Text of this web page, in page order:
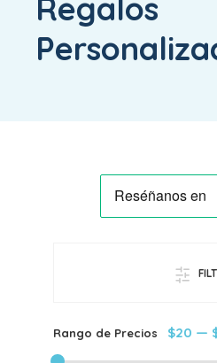
Regalos
Rango de Precios $20 —